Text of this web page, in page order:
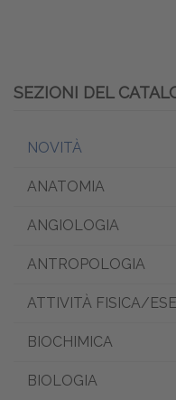
AREA
SEZIONI DEL
NOVITÀ
ANATOMIA
ANGIOLOGIA
ANTROPOLOGIA
ATTIVITÀ FISICA/
BIOCHIMICA
BIOLOGIA